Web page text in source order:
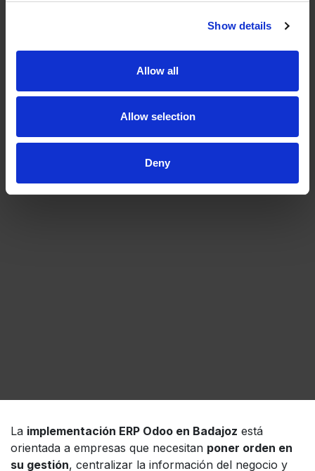
Show details
Allow all
Allow selection
Deny
La implementación ERP Odoo en Badajoz está
orientada a empresas que necesitan poner orden en
su gestión, centralizar la información del negocio y